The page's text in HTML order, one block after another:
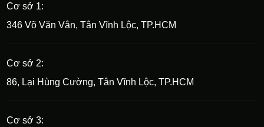
Cơ sở 1:
346 Võ Văn Vân, Tân Vĩnh Lộc, TP.HCM
Cơ sở 2:
86, Lại Hùng Cường, Tân Vĩnh Lộc, TP.HCM
Cơ sở 3: